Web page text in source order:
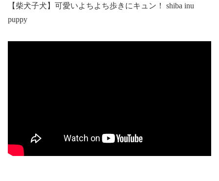
【柴犬子犬】可愛いよちよち歩きにキュン！ shiba inu
puppy